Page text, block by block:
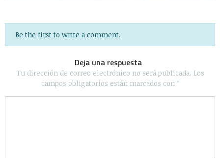
Be the first to write a comment.
Deja una respuesta
Tu dirección de correo electrónico no será publicada. Los
campos obligatorios están marcados con *